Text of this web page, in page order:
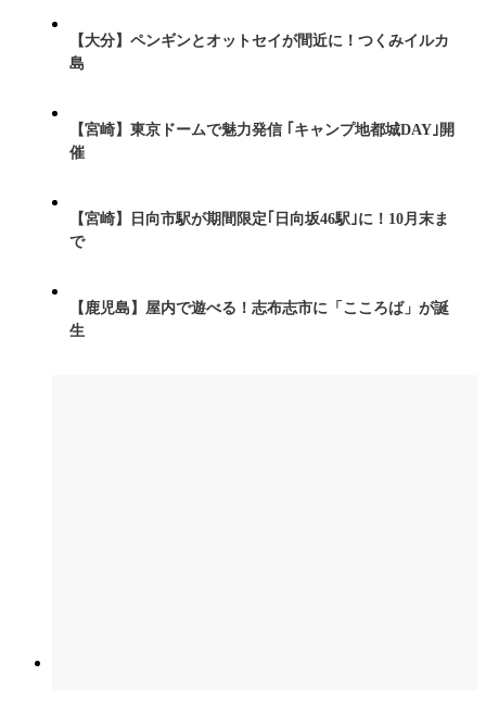
【大分】ペンギンとオットセイが間近に！つくみイルカ
島
【宮崎】東京ドームで魅力発信 ｢キャンプ地都城DAY｣開
催
【宮崎】日向市駅が期間限定｢日向坂46駅｣に！10月末ま
で
【鹿児島】屋内で遊べる！志布志市に「こころば」が誕
生